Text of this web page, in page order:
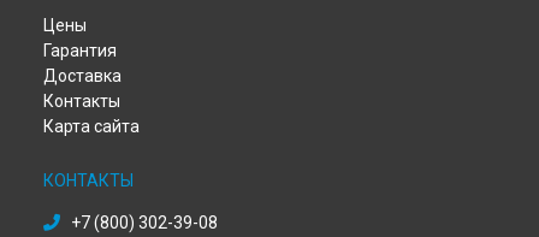
Ремонт ноутбука Omen 17-cb0015ur HP в
Ремонт ноутбука Omen 17-cb0015ur HP в
Ремонт ноутбука Omen 17-cb0015ur HP в
Ремонт ноутбука Omen 17-cb0015ur HP в
Цены
Гарантия
Доставка
Контакты
Карта сайта
КОНТАКТЫ
+7 (800) 302-39-08